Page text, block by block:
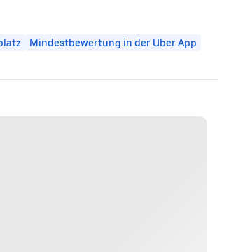
Mindestbewertung in der Uber App